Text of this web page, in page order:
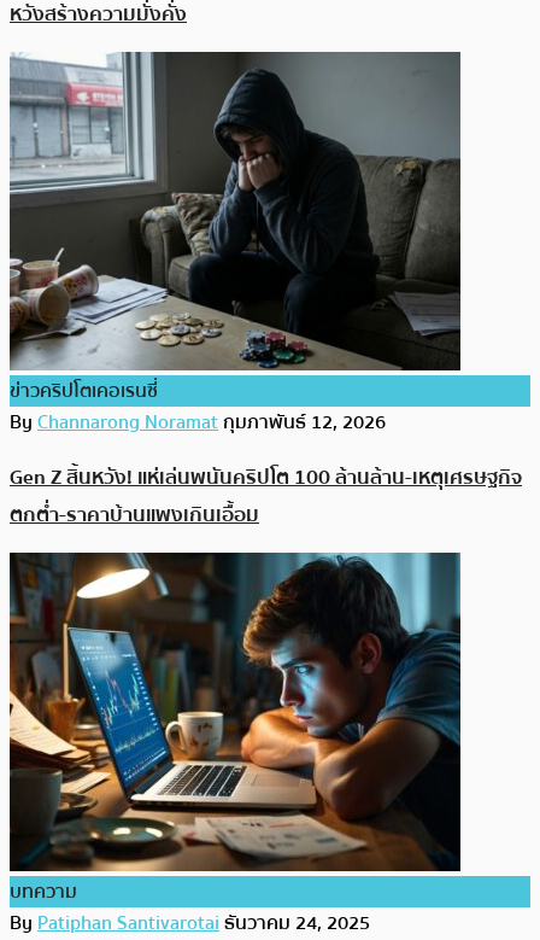
หวังสร้างความมั่งคั่ง
ข่าวคริปโตเคอเรนซี่
ByChannarong Noramatกุมภาพันธ์ 12, 2026
Gen Z สิ้นหวัง! แห่เล่นพนันคริปโต 100 ล้านล้าน-เหตุเศรษฐกิจ
ตกต่ำ-ราคาบ้านแพงเกินเอื้อม
บทความ
ByPatiphan Santivarotaiธันวาคม 24, 2025